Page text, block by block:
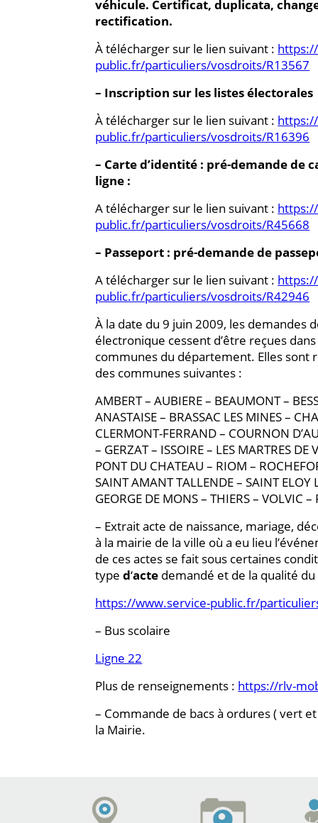
véhicule. Certificat, duplicata,
rectification.
À télécharger sur le lien suivant :
public.fr/particuliers/vosdroits/R13567
– Inscription sur les listes électorales
À télécharger sur le lien suivant :
public.fr/particuliers/vosdroits/R16396
– Carte d’identité : pré-demande de
ligne :
A télécharger sur le lien suivant :
public.fr/particuliers/vosdroits/R45668
– Passeport : pré-demande de
A télécharger sur le lien suivant :
public.fr/particuliers/vosdroits/R42946
À la date du 9 juin 2009, les demandes
électronique cessent d’être reçues
communes du département. Elles sont
des communes suivantes :
AMBERT – AUBIERE – BEAUMONT –
ANASTAISE – BRASSAC LES MINES –
CLERMONT-FERRAND – COURNON
– GERZAT – ISSOIRE – LES MARTRES DE
PONT DU CHATEAU – RIOM –
SAINT AMANT TALLENDE – SAINT ELOY
GEORGE DE MONS – THIERS – VOLVIC
– Extrait acte de naissance, mariage,
à la mairie de la ville où a eu lieu
de ces actes se fait sous certaines
typed‘acte demandé et de la qualité
https://www.service-public.fr/
– Bus scolaire
Ligne 22
Plus de renseignements : https://rlv-
– Commande de bacs à ordures ( vert et
la Mairie.